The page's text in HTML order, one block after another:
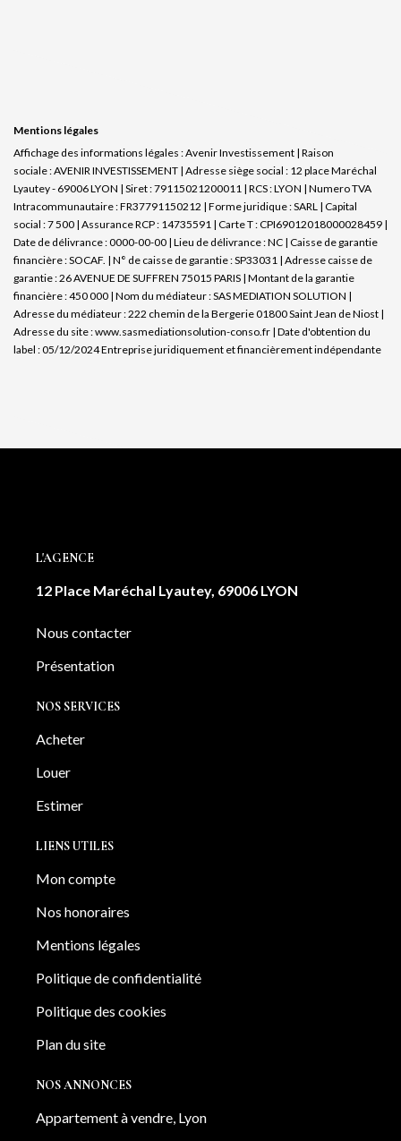
Mentions légales
Affichage des informations légales : Avenir Investissement | Raison
sociale : AVENIR INVESTISSEMENT | Adresse siège social : 12 place Maréchal
Lyautey - 69006 LYON | Siret : 79115021200011 | RCS : LYON | Numero TVA
Intracommunautaire : FR37791150212 | Forme juridique : SARL | Capital
social : 7 500 | Assurance RCP : 14735591 | Carte T : CPI69012018000028459 |
Date de délivrance : 0000-00-00 | Lieu de délivrance : NC | Caisse de garantie
financière : SOCAF. | N° de caisse de garantie : SP33031 | Adresse caisse de
garantie : 26 AVENUE DE SUFFREN 75015 PARIS | Montant de la garantie
financière : 450 000 | Nom du médiateur : SAS MEDIATION SOLUTION |
Adresse du médiateur : 222 chemin de la Bergerie 01800 Saint Jean de Niost |
Adresse du site :www.sasmediationsolution-conso.fr | Date d'obtention du
label : 05/12/2024Entreprise juridiquement et financièrement indépendante
L'AGENCE
12 Place Maréchal Lyautey, 69006 LYON
Nous contacter
Présentation
NOS SERVICES
Acheter
Louer
Estimer
LIENS UTILES
Mon compte
Nos honoraires
Mentions légales
Politique de confidentialité
Politique des cookies
Plan du site
NOS ANNONCES
Appartement à vendre, Lyon